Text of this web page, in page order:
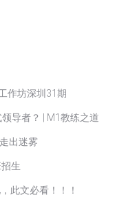
作坊深圳31期
导者？ | M1教练之道
出迷雾
生
此文必看！！！